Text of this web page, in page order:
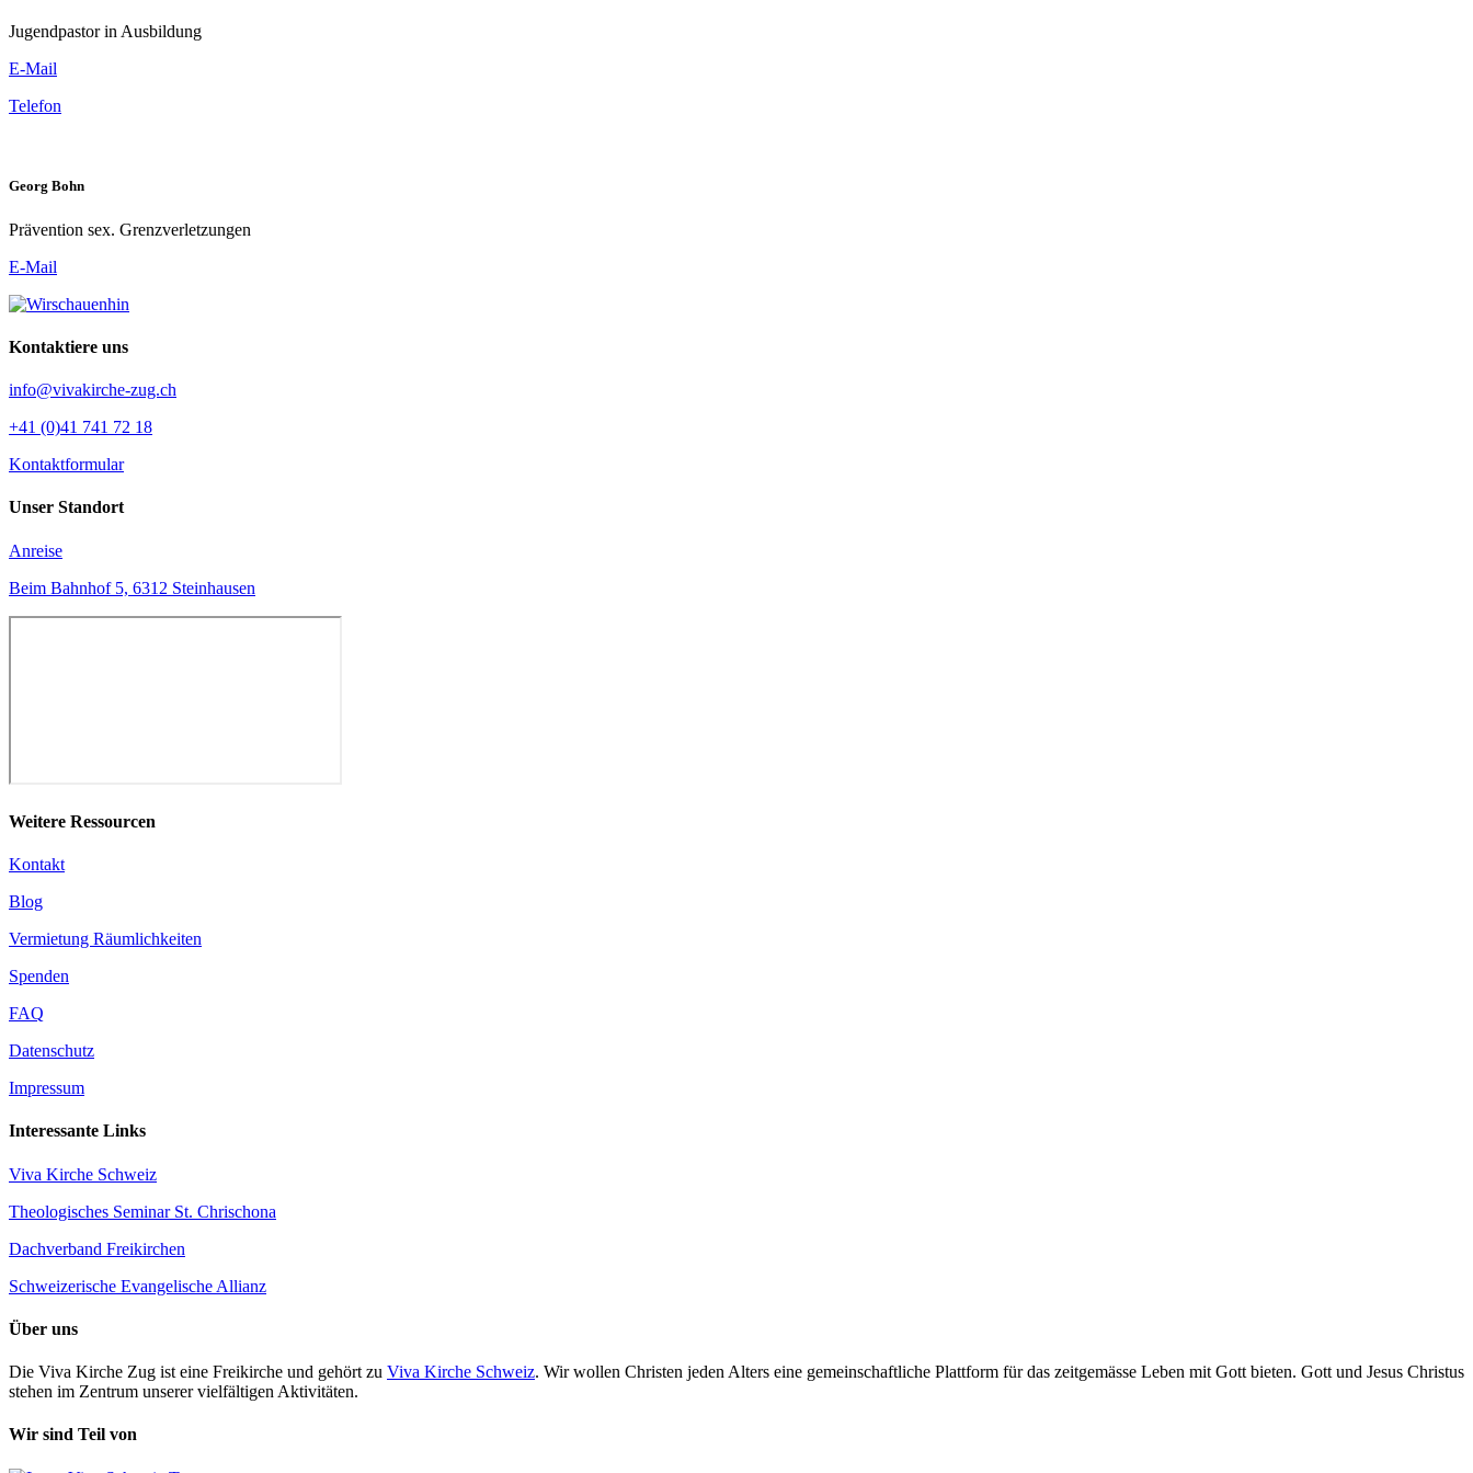
Jugendpastor in Ausbildung
E-Mail
Telefon
Georg Bohn
Prävention sex. Grenzverletzungen
E-Mail
Kontaktiere uns
info@vivakirche-zug.ch
+41 (0)41 741 72 18
Kontaktformular
Unser Standort
Anreise
Beim Bahnhof 5, 6312 Steinhausen
Weitere Ressourcen
Kontakt
Blog
Vermietung Räumlichkeiten
Spenden
FAQ
Datenschutz
Impressum
Interessante Links
Viva Kirche Schweiz
Theologisches Seminar St. Chrischona
Dachverband Freikirchen
Schweizerische Evangelische Allianz
Über uns
Die Viva Kirche Zug ist eine Freikirche und gehört zu Viva Kirche Schweiz. Wir wollen Christen jeden Alters eine gemeinschaftliche Plattform für das zeitgemässe Leben mit Gott bieten. Gott und Jesus Christus
stehen im Zentrum unserer vielfältigen Aktivitäten.
Wir sind Teil von